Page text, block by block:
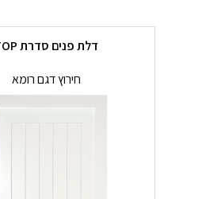
דלת פנים סדרת TOP
חירוץ דגם רומא